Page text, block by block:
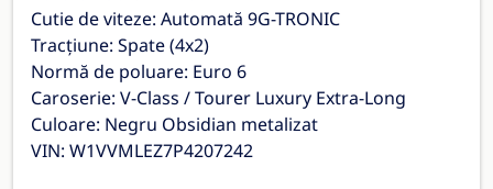
Cutie de viteze: Automată 9G-TRONIC
Tracțiune: Spate (4x2)
Normă de poluare: Euro 6
Caroserie: V-Class / Tourer Luxury Extra-Long
Culoare: Negru Obsidian metalizat
VIN: W1VVMLEZ7P4207242